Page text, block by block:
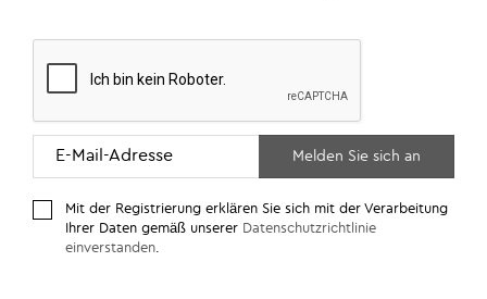
Mit der Registrierung erklären Sie sich mit der Verarbeitung
Ihrer Daten gemäß unserer Datenschutzrichtlinie
einverstanden.